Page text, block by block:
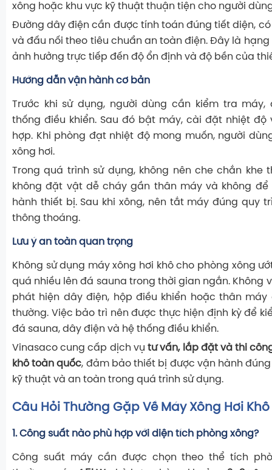
xông hoặc khu vực kỹ thuật thuận tiện cho người
Đường dây điện cần được tính toán đúng tiết diện,
và đấu nối theo tiêu chuẩn an toàn điện. Đây là
ảnh hưởng trực tiếp đến độ ổn định và độ bền của
Hướng dẫn vận hành cơ bản
Trước khi sử dụng, người dùng cần kiểm tra máy,
thống điều khiển. Sau đó bật máy, cài đặt nhiệt độ
hợp. Khi phòng đạt nhiệt độ mong muốn, người
xông hơi.
Trong quá trình sử dụng, không nên che chắn khe
không đặt vật dễ cháy gần thân máy và không để
hành thiết bị. Sau khi xông, nên tắt máy đúng quy
thông thoáng.
Lưu ý an toàn quan trọng
Không sử dụng máy xông hơi khô cho phòng xông
quá nhiều lên đá sauna trong thời gian ngắn. Không
phát hiện dây điện, hộp điều khiển hoặc thân
thường. Việc bảo trì nên được thực hiện định kỳ để
đá sauna, dây điện và hệ thống điều khiển.
Vinasaco cung cấp dịch vụtư vấn, lắp đặt và thi
khô toàn quốc, đảm bảo thiết bị được vận hành
kỹ thuật và an toàn trong quá trình sử dụng.
Câu Hỏi Thường Gặp Về Máy Xông Hơi Khô
1. Công suất nào phù hợp với diện tích phòng xông?
Công suất máy cần được chọn theo thể tích